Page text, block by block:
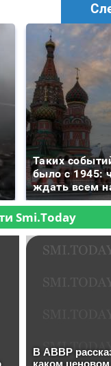
Таких
было с 1945:
ждать всем